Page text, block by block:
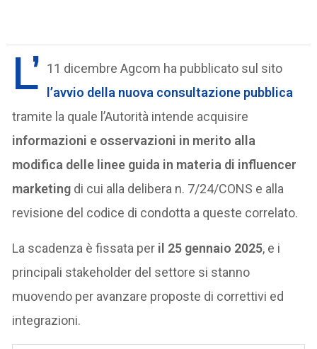
L’ 11 dicembre Agcom ha pubblicato sul sito
l’avvio della nuova consultazione pubblica
tramite la quale l’Autorità intende acquisire
informazioni e osservazioni in merito alla
modifica delle linee guida in materia di influencer
marketing di cui alla delibera n. 7/24/CONS e alla
revisione del codice di condotta a queste correlato.
La scadenza è fissata per il 25 gennaio 2025, e i
principali stakeholder del settore si stanno
muovendo per avanzare proposte di correttivi ed
integrazioni.